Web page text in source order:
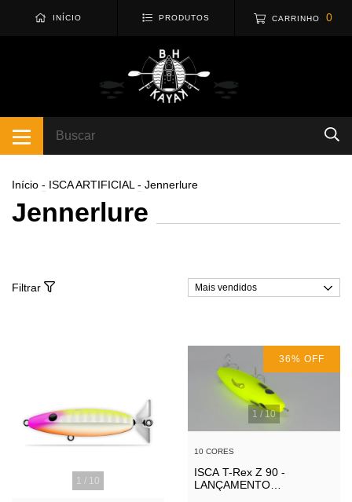
INÍCIO PRODUTOS CARRINHO 0
Início - ISCA ARTIFICIAL - Jennerlure
Jennerlure
Filtrar
1 / 10
1/10
36% OFF
10 CORES
ISCA T-Rex Z 90 -
LANÇAMENTO